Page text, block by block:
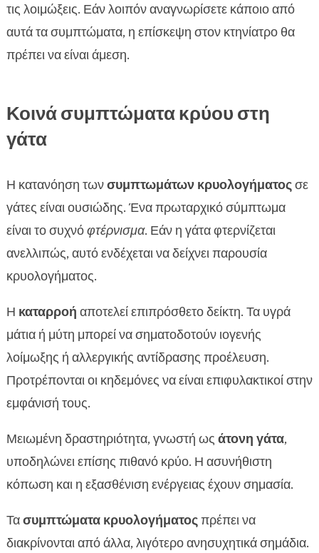
τις λοιμώξεις. Εάν λοιπόν αναγνωρίσετε κάποιο από
αυτά τα συμπτώματα, η επίσκεψη στον κτηνίατρο θα
πρέπει να είναι άμεση.
Κοινά συμπτώματα κρύου στη
γάτα
Η κατανόηση τωνσυμπτωμάτων κρυολογήματοςσε
γάτες είναι ουσιώδης. Ένα πρωταρχικό σύμπτωμα
είναι το συχνόφτέρνισμα. Εάν η γάτα φτερνίζεται
ανελλιπώς, αυτό ενδέχεται να δείχνει παρουσία
κρυολογήματος.
Η καταρροή αποτελεί επιπρόσθετο δείκτη. Τα υγρά
μάτια ή μύτη μπορεί να σηματοδοτούν ιογενής
λοίμωξης ή αλλεργικής αντίδρασης προέλευση.
Προτρέπονται οι κηδεμόνες να είναι επιφυλακτικοί στην
εμφάνισή τους.
Μειωμένη δραστηριότητα, γνωστή ως άτονη γάτα,
υποδηλώνει επίσης πιθανό κρύο. Η ασυνήθιστη
κόπωση και η εξασθένιση ενέργειας έχουν σημασία.
Τασυμπτώματα κρυολογήματοςπρέπει να
διακρίνονται από άλλα, λιγότερο ανησυχητικά σημάδια.